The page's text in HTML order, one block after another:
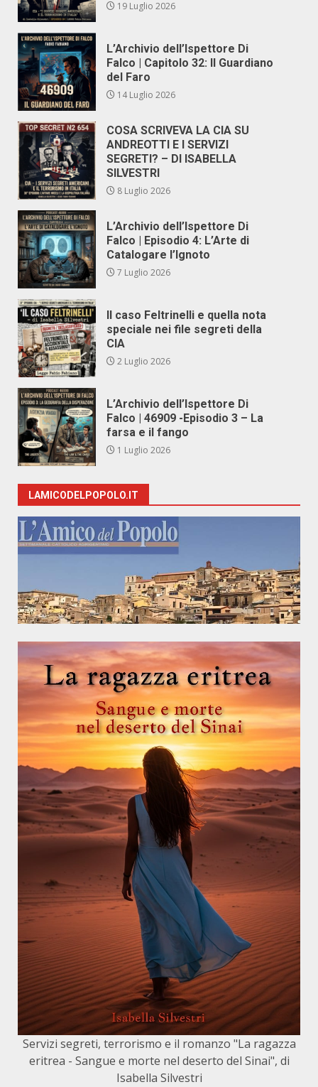
19 Luglio 2026
L’Archivio dell’Ispettore Di
Falco | Capitolo 32: Il Guardiano
del Faro
14 Luglio 2026
COSA SCRIVEVA LA CIA SU
ANDREOTTI E I SERVIZI
SEGRETI? – DI ISABELLA
SILVESTRI
8 Luglio 2026
L’Archivio dell’Ispettore Di
Falco | Episodio 4: L’Arte di
Catalogare l’Ignoto
7 Luglio 2026
Il caso Feltrinelli e quella nota
speciale nei file segreti della
CIA
2 Luglio 2026
L’Archivio dell’Ispettore Di
Falco | 46909 -Episodio 3 – La
farsa e il fango
1 Luglio 2026
LAMICODELPOPOLO.IT
Servizi segreti, terrorismo e il romanzo "La ragazza
eritrea - Sangue e morte nel deserto del Sinai", di
Isabella Silvestri